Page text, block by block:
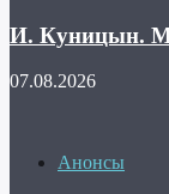
И. Куницын.
07.08.2026
Анонсы